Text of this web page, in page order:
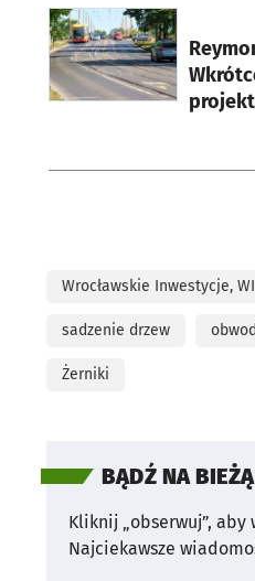
otworzy się w nowej
Wrocławskie Inwestycje, WI
sadzenie drzew
Żerniki
BĄDŹ NA
Kliknij „obserwuj”, aby
Najciekawsze